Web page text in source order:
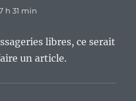
h 31 min
libres, ce serait
un article.